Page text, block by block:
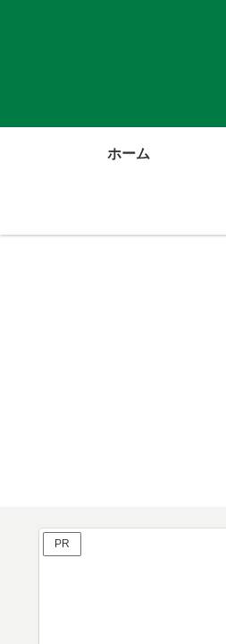
ホーム
PR